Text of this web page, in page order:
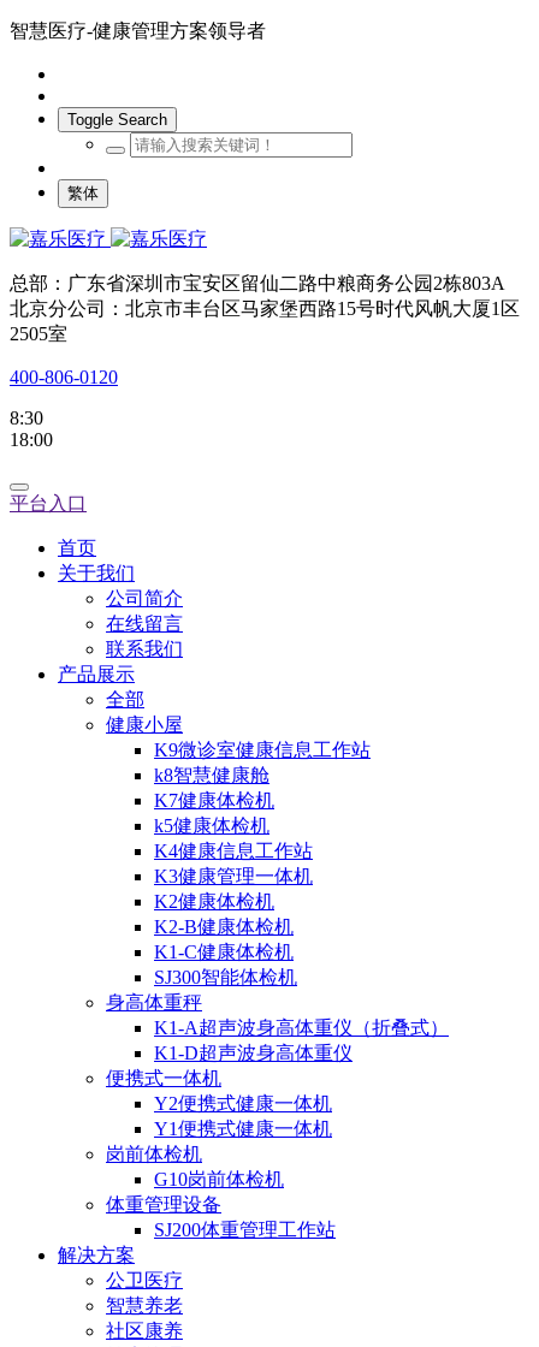
智慧医疗-健康管理方案领导者
Toggle Search
繁体
总部：广东省深圳市宝安区留仙二路中粮商务公园2栋803A
北京分公司：北京市丰台区马家堡西路15号时代风帆大厦1区
2505室
400-806-0120
8:30
18:00
平台入口
首页
关于我们
公司简介
在线留言
联系我们
产品展示
全部
健康小屋
K9微诊室健康信息工作站
k8智慧健康舱
K7健康体检机
k5健康体检机
K4健康信息工作站
K3健康管理一体机
K2健康体检机
K2-B健康体检机
K1-C健康体检机
SJ300智能体检机
身高体重秤
K1-A超声波身高体重仪（折叠式）
K1-D超声波身高体重仪
便携式一体机
Y2便携式健康一体机
Y1便携式健康一体机
岗前体检机
G10岗前体检机
体重管理设备
SJ200体重管理工作站
解决方案
公卫医疗
智慧养老
社区康养